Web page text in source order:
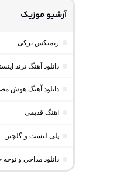
آرشیو موزیک
ریمیکس ترکی
دانلود آهنگ ترند
دانلود آهنگ هوش
اهنگ قدیمی
پلی لیست و گلچین
دانلود مداحی و نوحه